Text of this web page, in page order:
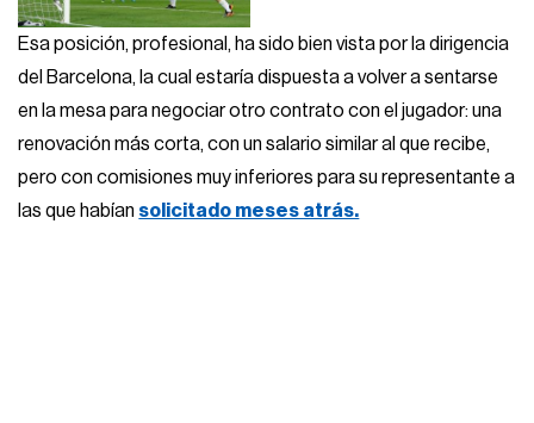
Esa posición, profesional, ha sido bien vista por la dirigencia
del Barcelona, la cual estaría dispuesta a volver a sentarse
en la mesa para negociar otro contrato con el jugador: una
renovación más corta, con un salario similar al que recibe,
pero con comisiones muy inferiores para su representante a
las que habían solicitado meses atrás.